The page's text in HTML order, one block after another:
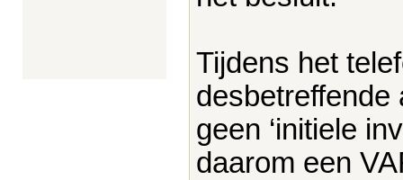
Tijdens het
desbetreffende
geen ‘initiele
daarom een